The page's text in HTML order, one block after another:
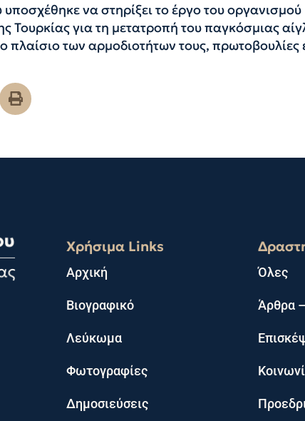
να στηρίξει το έργο του
για τη μετατροπή του παγκόσμιας
των αρμοδιοτήτων τους,
Χρήσιμα Links
Αρχική
Βιογραφικό
Λεύκωμα
Φωτογραφίες
Δημοσιεύσεις
Όλες
Άρθρα